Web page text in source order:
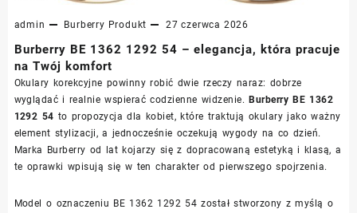
admin Burberry Produkt 27 czerwca 2026
Burberry BE 1362 1292 54 – elegancja, która pracuje
na Twój komfort
Okulary korekcyjne powinny robić dwie rzeczy naraz: dobrze
wyglądać i realnie wspierać codzienne widzenie.Burberry BE 1362
1292 54 to propozycja dla kobiet, które traktują okulary jako ważny
element stylizacji, a jednocześnie oczekują wygody na co dzień.
Marka Burberry od lat kojarzy się z dopracowaną estetyką i klasą, a
te oprawki wpisują się w ten charakter od pierwszego spojrzenia.
Model o oznaczeniu BE 1362 1292 54 został stworzony z myślą o